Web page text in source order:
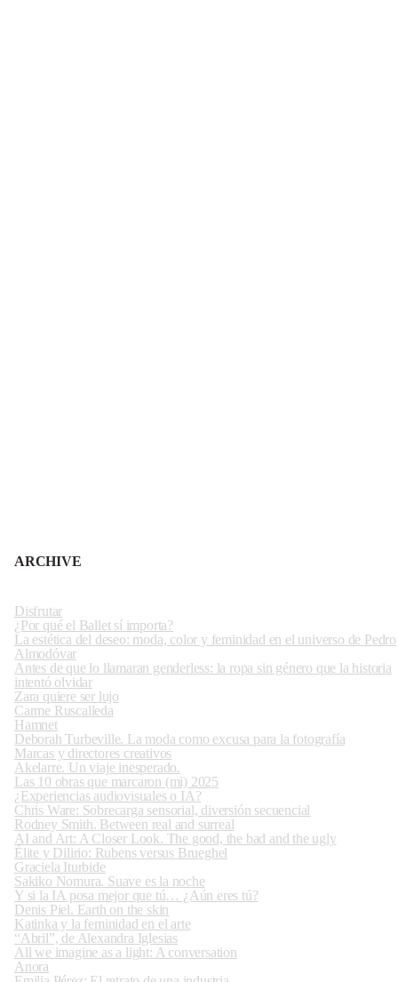
ARCHIVE
Disfrutar
¿Por qué el Ballet sí importa?
La estética del deseo: moda, color y feminidad en el universo de Pedro
Almodóvar
Antes de que lo llamaran genderless: la ropa sin género que la historia
intentó olvidar
Zara quiere ser lujo
Carme Ruscalleda
Hamnet
Deborah Turbeville. La moda como excusa para la fotografía
Marcas y directores creativos
Akelarre. Un viaje inesperado.
Las 10 obras que marcaron (mi) 2025
¿Experiencias audiovisuales o IA?
Chris Ware: Sobrecarga sensorial, diversión secuencial
Rodney Smith. Between real and surreal
AI and Art: A Closer Look. The good, the bad and the ugly
Élite y Dilirio: Rubens versus Brueghel
Graciela Iturbide
Sakiko Nomura. Suave es la noche
Y si la IA posa mejor que tú… ¿Aún eres tú?
Denis Piel. Earth on the skin
Katinka y la feminidad en el arte
“Abril”, de Alexandra Iglesias
All we imagine as a light: A conversation
Anora